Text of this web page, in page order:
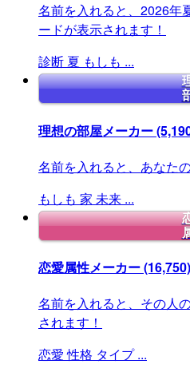
名前を入れると、2026年
ードが表示されます！
診断 夏 もしも ...
理想の部屋メーカー
名前を入れると、あなた
もしも 家 未来 ...
恋愛属性メーカー(16,750)
名前を入れると、その人
されます！
恋愛 性格 タイプ ...